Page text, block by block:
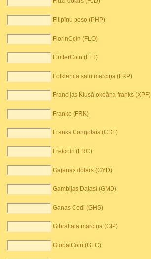
Filipīnu peso (PHP)
FlorinCoin (FLO)
FlutterCoin (FLT)
Folklenda salu mārciņa (FKP)
Francijas Klusā okeāna franks (XPF)
Franko (FRK)
Franks Congolais (CDF)
Freicoin (FRC)
Gajānas dolārs (GYD)
Gambijas Dalasi (GMD)
Ganas Cedi (GHS)
Gibraltāra mārciņa (GIP)
GlobalCoin (GLC)